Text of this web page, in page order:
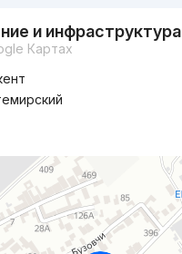
и инфраструктура
Картах